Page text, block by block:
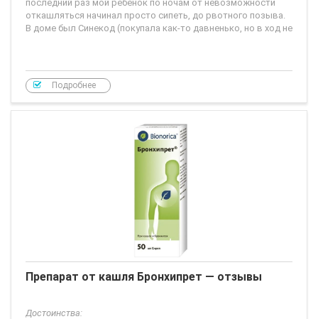
последний раз мой ребенок по ночам от невозможности
откашляться начинал просто сипеть, до рвотного позыва.
В доме был Синекод (покупала как-то давненько, но в ход не
Подробнее
Препарат от кашля Бронхипрет — отзывы
Достоинства: